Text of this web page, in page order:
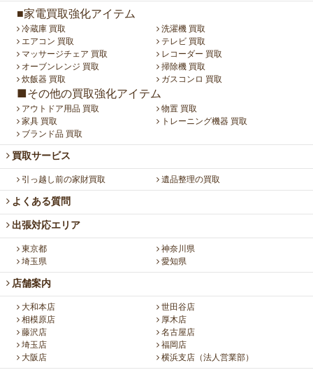
■家電買取強化アイテム
冷蔵庫 買取
洗濯機 買取
エアコン 買取
テレビ 買取
マッサージチェア 買取
レコーダー 買取
オーブンレンジ 買取
掃除機 買取
炊飯器 買取
ガスコンロ 買取
■その他の買取強化アイテム
アウトドア用品 買取
物置 買取
家具 買取
トレーニング機器 買取
ブランド品 買取
買取サービス
引っ越し前の家財買取 遺品整理の買取
よくある質問
出張対応エリア
東京都
神奈川県
埼玉県
愛知県
店舗案内
大和本店
世田谷店
相模原店
厚木店
藤沢店
名古屋店
埼玉店
福岡店
大阪店
横浜支店（法人営業部）